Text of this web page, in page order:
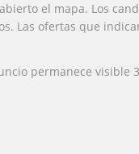
el mapa. Los
Las ofertas que
permanece visible